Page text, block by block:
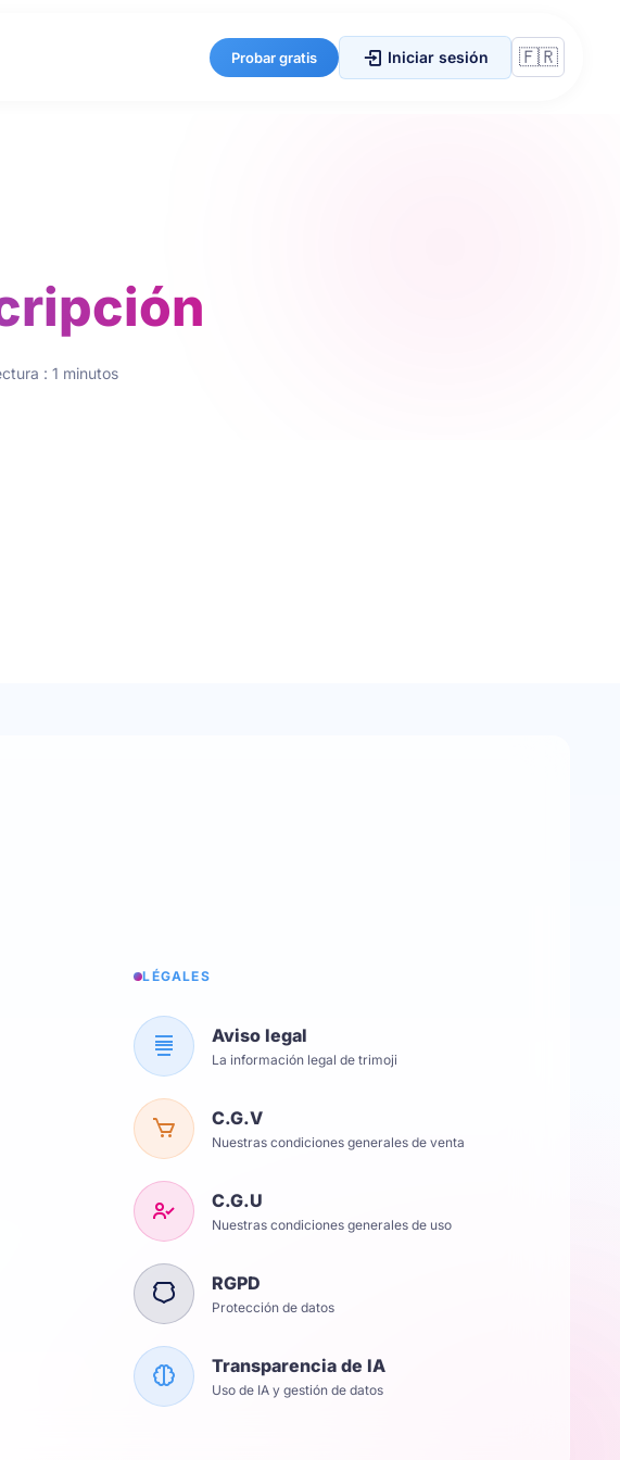
Probar gratis Iniciar sesión
: 1 minutos
LÉGALES
Aviso legal
La información legal de trimoji
C.G.V
Nuestras condiciones generales de venta
C.G.U
Nuestras condiciones generales de uso
RGPD
Protección de datos
Transparencia de IA
Uso de IA y gestión de datos